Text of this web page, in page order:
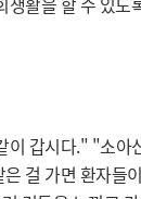
갑시다." "소
걸 가면 환자